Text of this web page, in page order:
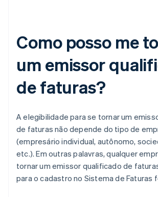
Como posso me
um emissor
de faturas?
A elegibilidade para se tornar um
de faturas não depende do tipo de
(empresário individual, autônomo,
etc.). Em outras palavras, qualquer
tornar um emissor qualificado de
para o cadastro no Sistema de Faturas